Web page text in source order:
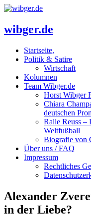
wibger.de
Startseite,
Politik & Satire
Wirtschaft
Kolumnen
Team Wibger.de
Horst Wibger
Chiara
deutschen
Ralle Reuss –
Weltfußball
Biografie von
Über uns / FAQ
Impressum
Rechtliches
Alexander
in der Liebe?